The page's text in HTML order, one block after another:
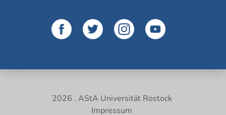
2026 . AStA Universität Rostock
Impressum